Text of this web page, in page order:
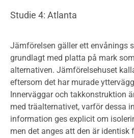
Studie 4: Atlanta
Jämförelsen gäller ett envånings
grundlagt med platta på mark
alternativen. Jämförelsehuset
eftersom det har murade
Innerväggar och takkonstruktion
med träalternativet, varför dessa
information ges explicit om
men det anges att den är identisk